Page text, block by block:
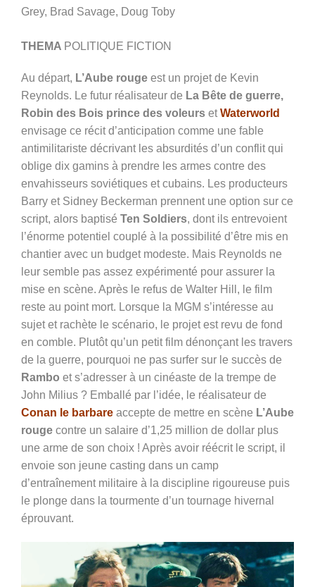
Grey, Brad Savage, Doug Toby
THEMA POLITIQUE FICTION
Au départ, L’Aube rouge est un projet de Kevin
Reynolds. Le futur réalisateur de La Bête de guerre,
Robin des Bois prince des voleurs etWaterworld
envisage ce récit d’anticipation comme une fable
antimilitariste décrivant les absurdités d’un conflit qui
oblige dix gamins à prendre les armes contre des
envahisseurs soviétiques et cubains. Les producteurs
Barry et Sidney Beckerman prennent une option sur ce
script, alors baptisé Ten Soldiers, dont ils entrevoient
l’énorme potentiel couplé à la possibilité d’être mis en
chantier avec un budget modeste. Mais Reynolds ne
leur semble pas assez expérimenté pour assurer la
mise en scène. Après le refus de Walter Hill, le film
reste au point mort. Lorsque la MGM s’intéresse au
sujet et rachète le scénario, le projet est revu de fond
en comble. Plutôt qu’un petit film dénonçant les travers
de la guerre, pourquoi ne pas surfer sur le succès de
Rambo et s’adresser à un cinéaste de la trempe de
John Milius ? Emballé par l’idée, le réalisateur de
Conan le barbare accepte de mettre en scène L’Aube
rouge contre un salaire d’1,25 million de dollar plus
une arme de son choix ! Après avoir réécrit le script, il
envoie son jeune casting dans un camp
d’entraînement militaire à la discipline rigoureuse puis
le plonge dans la tourmente d’un tournage hivernal
éprouvant.